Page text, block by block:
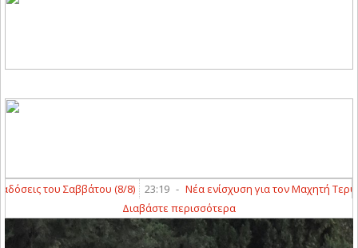
του Σαββάτου (8/8) 23:19 -
Νέα ενίσχυση για τον Μαχητή Τερψιθέας
Διαβάστε περισσότερα